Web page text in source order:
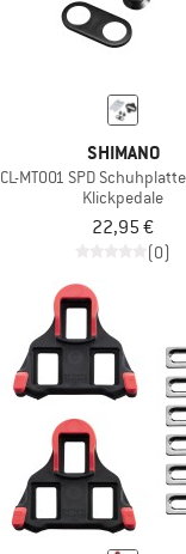
SHIMANO
CL-MT001 SPD
Klickpedale
22,95 €
(0)